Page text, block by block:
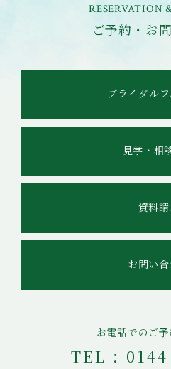
RESERVATION
ご予約・お
ブライダル
見学・相
資料請
お問い合
お電話でのご
TEL :